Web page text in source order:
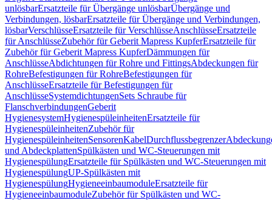
unlösbarErsatzteile für Übergänge unlösbarÜbergänge und
Verbindungen, lösbarErsatzteile für Übergänge und Verbindungen,
lösbarVerschlüsseErsatzteile für VerschlüsseAnschlüsseErsatzteile
für AnschlüsseZubehör für Geberit Mapress KupferErsatzteile für
Zubehör für Geberit Mapress KupferDämmungen für
AnschlüsseAbdichtungen für Rohre und FittingsAbdeckungen für
RohreBefestigungen für RohreBefestigungen für
AnschlüsseErsatzteile für Befestigungen für
AnschlüsseSystemdichtungenSets Schraube für
FlanschverbindungenGeberit
HygienesystemHygienespüleinheitenErsatzteile für
HygienespüleinheitenZubehör für
HygienespüleinheitenSensorenKabelDurchflussbegrenzer
und AbdeckplattenSpülkästen und WC-Steuerungen mit
HygienespülungErsatzteile für Spülkästen und WC-Steuerungen mit
HygienespülungUP-Spülkästen mit
HygienespülungHygieneeinbaumoduleErsatzteile für
HygieneeinbaumoduleZubehör für Spülkästen und WC-